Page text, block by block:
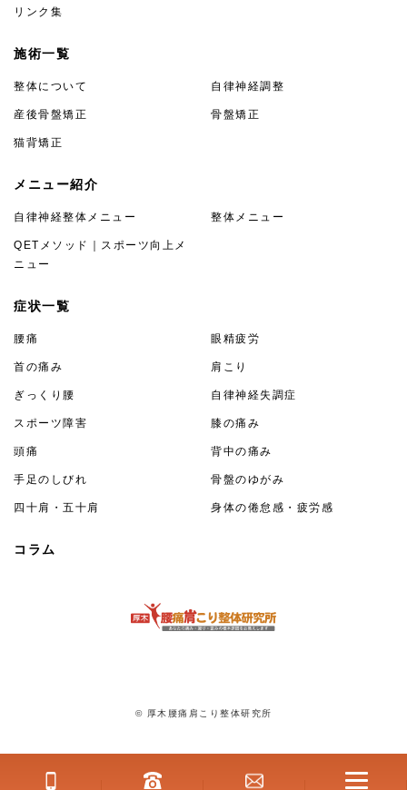
リンク集
施術一覧
整体について 自律神経調整
産後骨盤矯正 骨盤矯正
猫背矯正
メニュー紹介
自律神経整体メニュー 整体メニュー
QETメソッド｜スポーツ向上メ
ニュー
症状一覧
腰痛 眼精疲労
首の痛み 肩こり
ぎっくり腰 自律神経失調症
スポーツ障害 膝の痛み
頭痛 背中の痛み
手足のしびれ 骨盤のゆがみ
四十肩・五十肩 身体の倦怠感・疲労感
コラム
© 厚木腰痛肩こり整体研究所